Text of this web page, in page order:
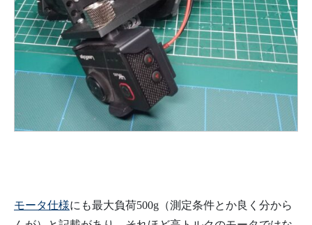
モータ仕様にも最大負荷500g（測定条件とか良く分から